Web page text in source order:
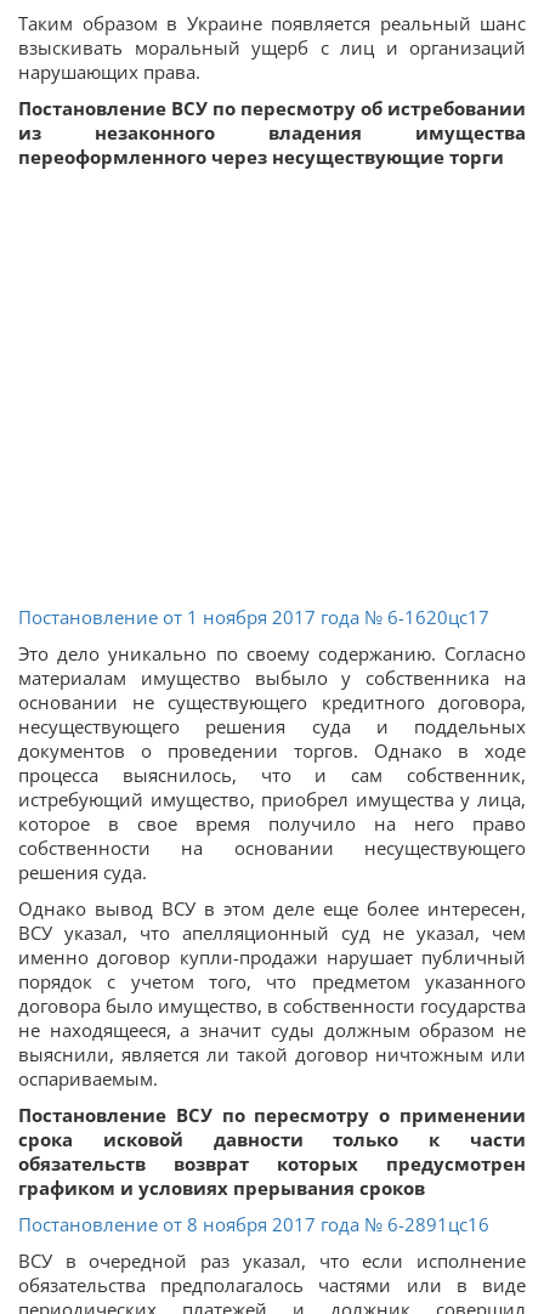
Таким образом в Украине появляется реальный шанс
взыскивать моральный ущерб с лиц и организаций
нарушающих права.
Постановление ВСУ по пересмотру об истребовании
из незаконного владения имущества
переоформленного через несуществующие торги
Постановление от 1 ноября 2017 года № 6-1620цс17
Это дело уникально по своему содержанию. Согласно
материалам имущество выбыло у собственника на
основании не существующего кредитного договора,
несуществующего решения суда и поддельных
документов о проведении торгов. Однако в ходе
процесса выяснилось, что и сам собственник,
истребующий имущество, приобрел имущества у лица,
которое в свое время получило на него право
собственности на основании несуществующего
решения суда.
Однако вывод ВСУ в этом деле еще более интересен,
ВСУ указал, что апелляционный суд не указал, чем
именно договор купли-продажи нарушает публичный
порядок с учетом того, что предметом указанного
договора было имущество, в собственности государства
не находящееся, а значит суды должным образом не
выяснили, является ли такой договор ничтожным или
оспариваемым.
Постановление ВСУ по пересмотру о применении
срока исковой давности только к части
обязательств возврат которых предусмотрен
графиком и условиях прерывания сроков
Постановление от 8 ноября 2017 года № 6-2891цс16
ВСУ в очередной раз указал, что если исполнение
обязательства предполагалось частями или в виде
периодических платежей и должник совершил